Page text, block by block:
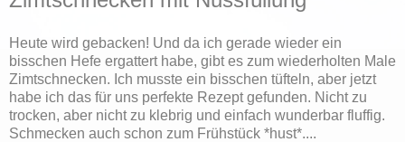
Heute wird gebacken! Und da ich gerade wieder ein
bisschen Hefe ergattert habe, gibt es zum wiederholten Male
Zimtschnecken. Ich musste ein bisschen tüfteln, aber jetzt
habe ich das für uns perfekte Rezept gefunden. Nicht zu
trocken, aber nicht zu klebrig und einfach wunderbar fluffig.
Schmecken auch schon zum Frühstück *hust*....